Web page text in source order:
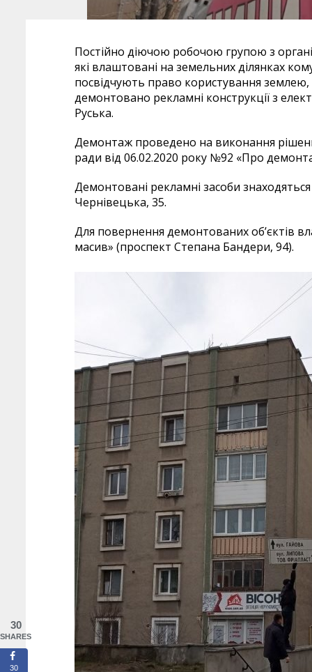
Постійно діючою робочою групою з
які влаштовані на земельних ділянках
посвідчують право користування землею,
демонтовано рекламні конструкції з
Руська.
Демонтаж проведено на виконання
ради від 06.02.2020 року №92 «Про
Демонтовані рекламні засоби
Чернівецька, 35.
Для повернення демонтованих об’єктів
масив» (проспект Степана Бандери, 94).
30
SHARES
30